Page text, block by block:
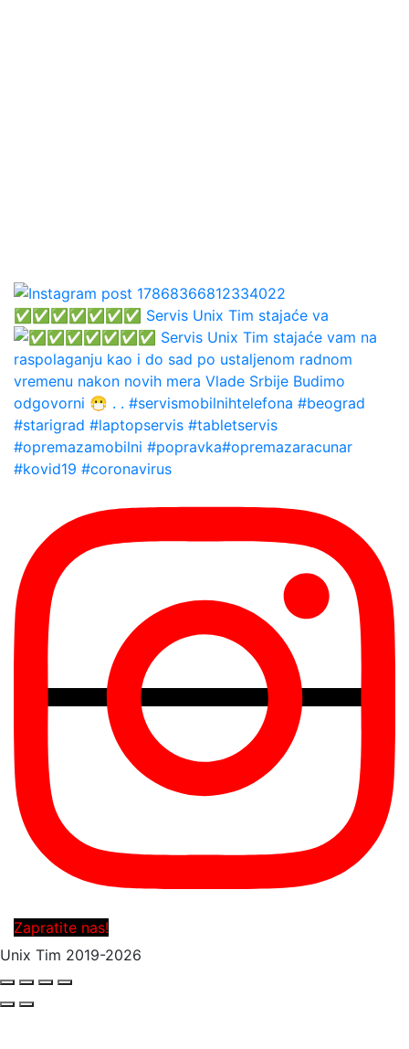
✅✅✅✅✅✅✅ Servis Unix Tim stajaće va
Zapratite nas!
Unix Tim 2019-2026